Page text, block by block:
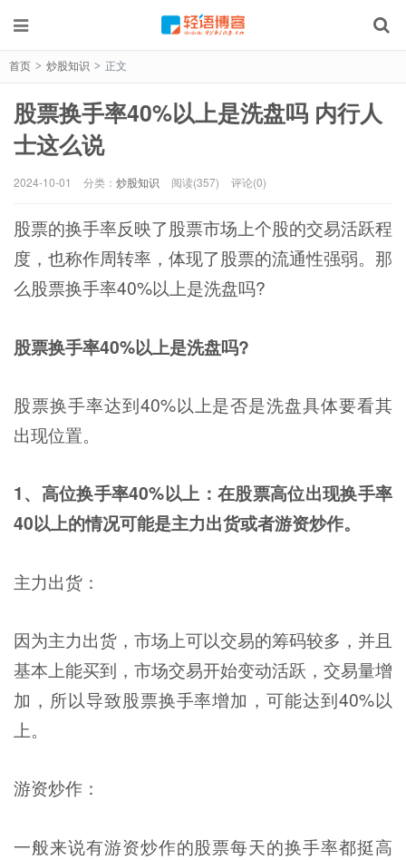
首页 > 炒股知识 > 正文
股票换手率40%以上是洗盘吗 内行人
士这么说
2024-10-01 分类： 炒股知识 阅读(357) 评论(0)
股票的换手率反映了股票市场上个股的交易活跃程
度，也称作周转率，体现了股票的流通性强弱。那
么股票换手率40%以上是洗盘吗?
股票换手率40%以上是洗盘吗?
股票换手率达到40%以上是否是洗盘具体要看其
出现位置。
1、高位换手率40%以上：在股票高位出现换手率
40以上的情况可能是主力出货或者游资炒作。
主力出货：
因为主力出货，市场上可以交易的筹码较多，并且
基本上能买到，市场交易开始变动活跃，交易量增
加，所以导致股票换手率增加，可能达到40%以
上。
游资炒作：
一般来说有游资炒作的股票每天的换手率都挺高